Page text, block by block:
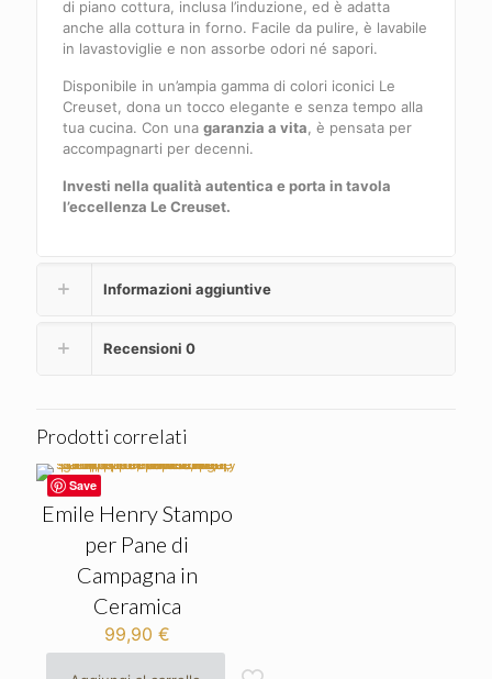
di piano cottura, inclusa l’induzione, ed è adatta
anche alla cottura in forno. Facile da pulire, è lavabile
in lavastoviglie e non assorbe odori né sapori.
Disponibile in un’ampia gamma di colori iconici Le
Creuset, dona un tocco elegante e senza tempo alla
tua cucina. Con unagaranzia a vita , è pensata per
accompagnarti per decenni.
Investi nella qualità autentica e porta in tavola
l’eccellenza Le Creuset.
Informazioni aggiuntive
Recensioni 0
Prodotti correlati
Save
Emile Henry Stampo
per Pane di
Campagna in
Ceramica
99,90 €